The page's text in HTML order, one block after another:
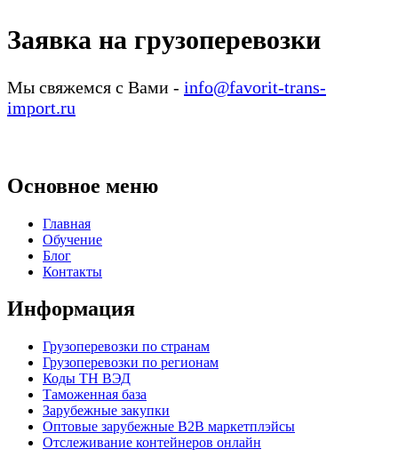
Заявка на грузоперевозки
Мы свяжемся с Вами - info@favorit-trans-
import.ru
Основное меню
Главная
Обучение
Блог
Контакты
Информация
Грузоперевозки по странам
Грузоперевозки по регионам
Коды ТН ВЭД
Таможенная база
Зарубежные закупки
Оптовые зарубежные B2B маркетплэйсы
Отслеживание контейнеров онлайн